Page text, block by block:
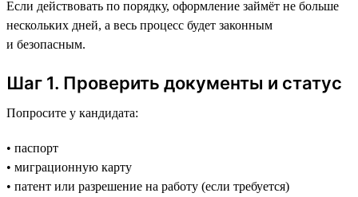
Если действовать по порядку, оформление займёт не больше
нескольких дней, а весь процесс будет законным
и безопасным.
Шаг 1. Проверить документы и статус
Попросите у кандидата:
• паспорт
• миграционную карту
• патент или разрешение на работу (если требуется)